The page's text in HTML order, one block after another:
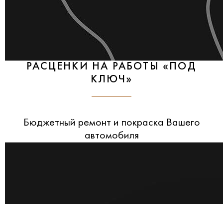
РАСЦЕНКИ НА РАБОТЫ «ПОД
КЛЮЧ»
Бюджетный ремонт и покраска Вашего
автомобиля